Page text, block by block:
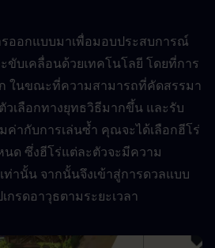
ออกแบบมาเพื่อมอบประสบการณ์
ขับเคลื่อนด้วยเทคโนโลยี โดยที่การ
ในขณะที่ความสามารถที่คัดสรรมา
วเลือกทางยุทธวิธีมากขึ้น และรับ
ากับการเล่นซ้ำ คุณจะได้เลือกฮีโร่
ด ซึ่งฮีโร่แต่ละตัวจะมีความ
ท่านั้น จากนั้นจึงเข้าสู่การดวลแบบ
กรดอาวุธตามระยะเวลา